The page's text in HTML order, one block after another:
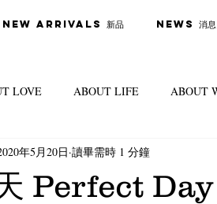
New Arrivals 新品 News 消息
LOVE ABOUT LIFE ABOUT
漫畫
Perfect Day
年5月20日 讀畢需時 1 分鐘